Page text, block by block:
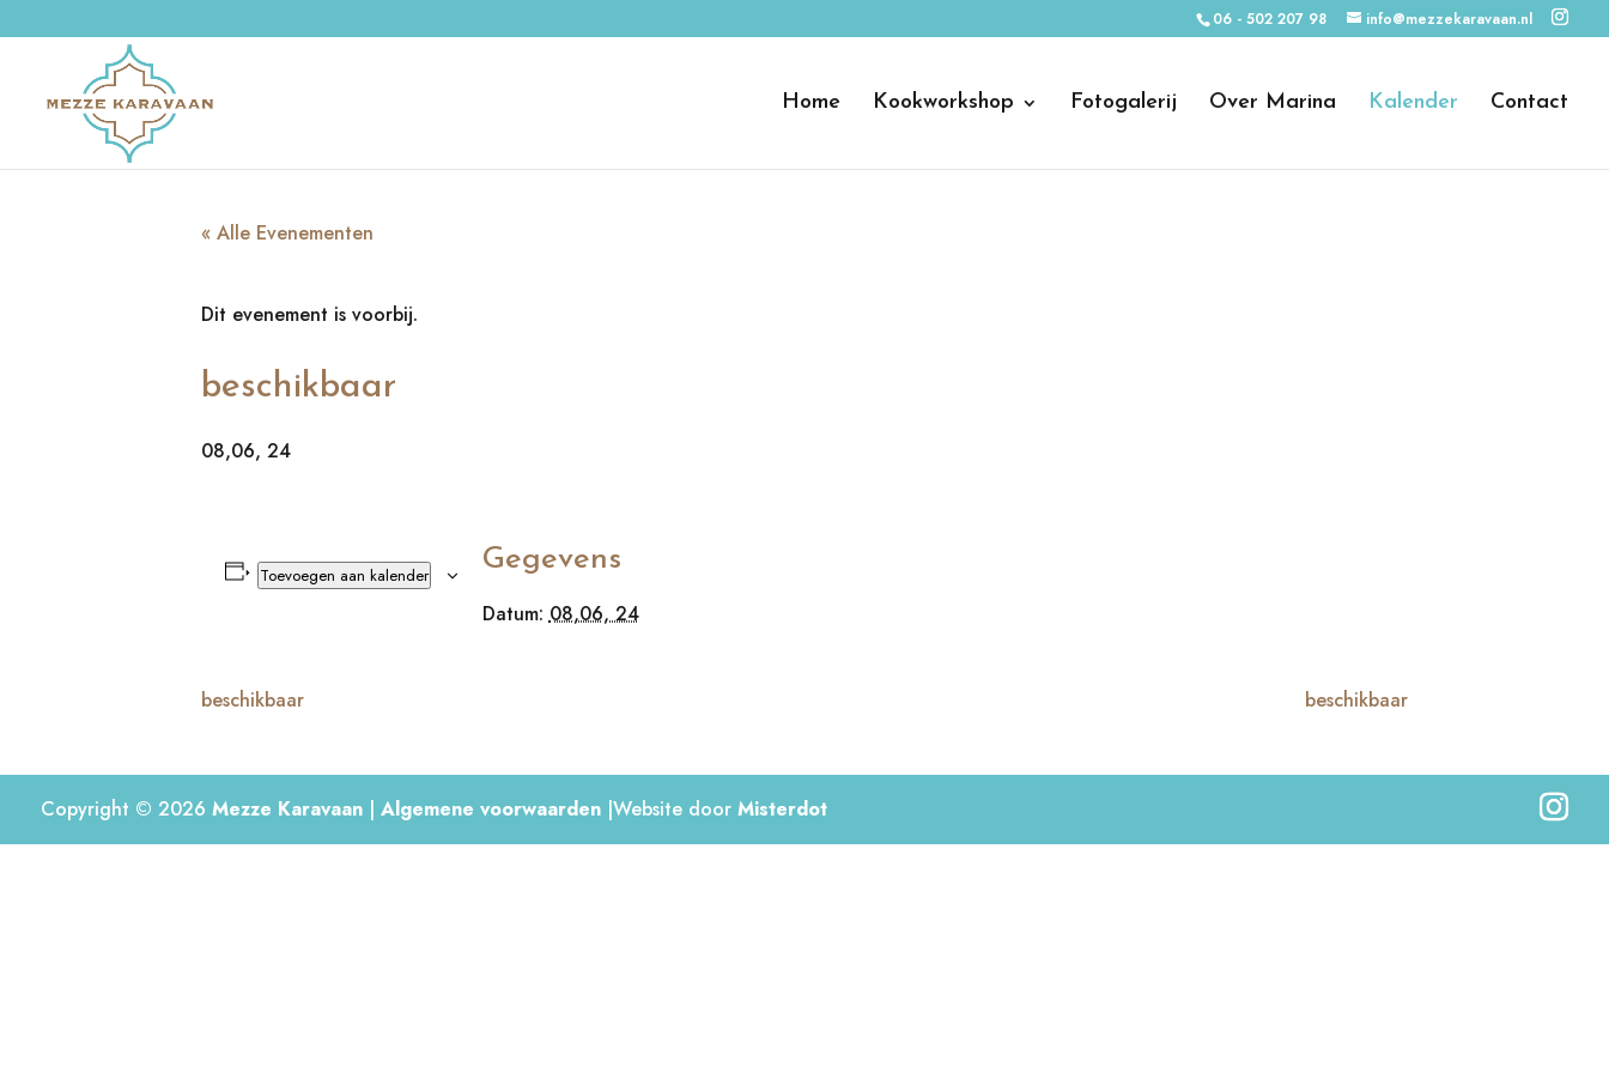
06 - 502 207 98 info@mezzekaravaan.nl
Home Kookworkshop Fotogalerij Over Marina Kalender Contact
« Alle Evenementen
Dit evenement is voorbij.
beschikbaar
08,06, 24
Toevoegen aan kalender Gegevens
Datum: 08,06, 24
beschikbaar beschikbaar
Copyright © 2026 Mezze Karavaan| Algemene voorwaarden|Website door Misterdot